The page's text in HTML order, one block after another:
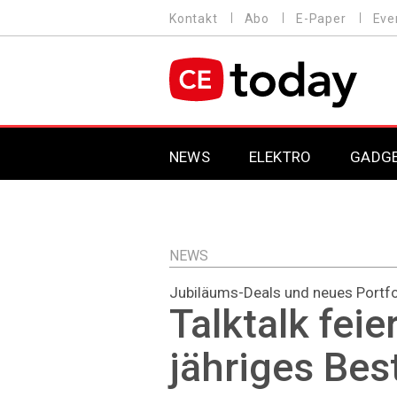
zum
MENU
Kontakt Abo E-Paper
MAIN NAVIGATION
NEWS ELEKTRO
NEWS
Jubiläums-Deals und neues
Talktalk
jähriges